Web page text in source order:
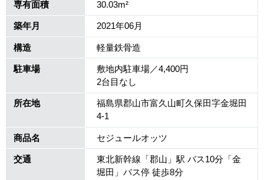
専有面積 30.03m²
築年月 2021年06月
構造 軽量鉄骨造
駐車場
敷地内駐車場／4,400円
2台目なし
所在地
福島県郡山市富久山町久保田字金堀田
4-1
商品名 セジュールオッツ
交通
東北新幹線「郡山」駅 バス10分「金
堀田」バス停 徒歩8分